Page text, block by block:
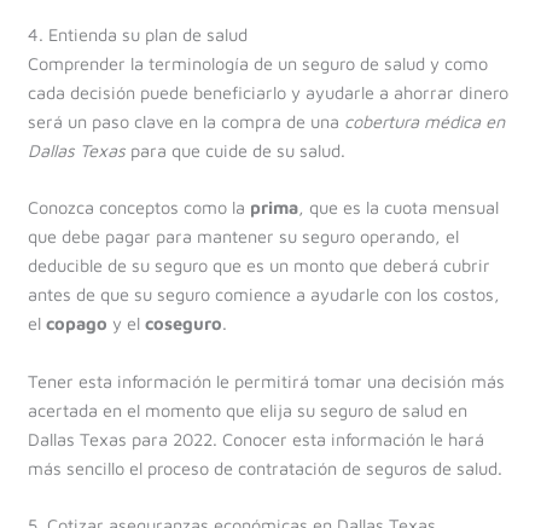
4. Entienda su plan de salud
Comprender la terminología de un seguro de salud y como
cada decisión puede beneficiarlo y ayudarle a ahorrar dinero
será un paso clave en la compra de una cobertura médica en
Dallas Texaspara que cuide de su salud.
Conozca conceptos como la prima, que es la cuota mensual
que debe pagar para mantener su seguro operando, el
deducible de su seguro que es un monto que deberá cubrir
antes de que su seguro comience a ayudarle con los costos,
el copago y el coseguro.
Tener esta información le permitirá tomar una decisión más
acertada en el momento que elija su seguro de salud en
Dallas Texas para 2022. Conocer esta información le hará
más sencillo el proceso de contratación de seguros de salud.